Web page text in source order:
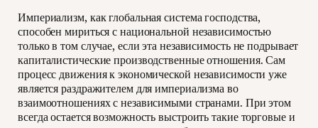
Империализм, как глобальная система господства,
способен мириться с национальной независимостью
только в том случае, если эта независимость не подрывает
капиталистические производственные отношения. Сам
процесс движения к экономической независимости уже
является раздражителем для империализма во
взаимоотношениях с независимыми странами. При этом
всегда остается возможность выстроить такие торговые и